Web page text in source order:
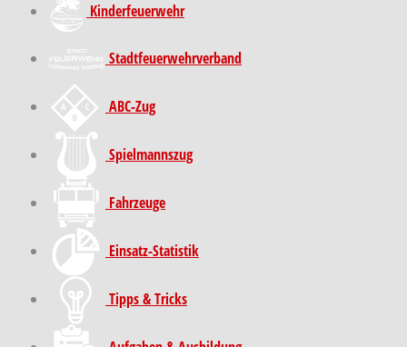
Kinder­feuer­wehr
Stadt­feuer­wehr­verband
ABC-Zug
Spielmannszug
Fahrzeuge
Einsatz-Statistik
Tipps & Tricks